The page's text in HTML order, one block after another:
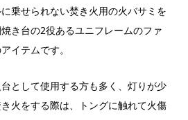
乗せられない焚き火用の火バサミを
き台の2役あるユニフレームのファ
イテムです。
として使用する方も多く、灯りが少
火をする際は、トングに触れて火傷